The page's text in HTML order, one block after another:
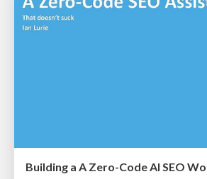
Building a A Zero-Code AI SEO